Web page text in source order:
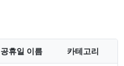
공휴일 이름 카테고리